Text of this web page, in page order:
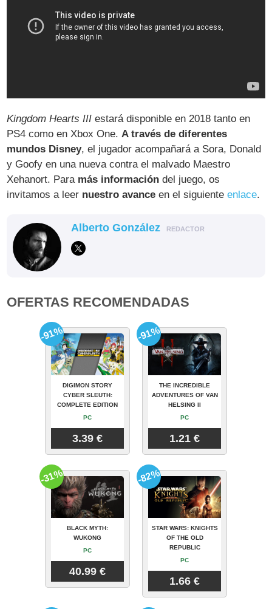
Kingdom Hearts III estará disponible en 2018 tanto en
PS4 como en Xbox One. A través de diferentes
mundos Disney, el jugador acompañará a Sora, Donald
y Goofy en una nueva contra el malvado Maestro
Xehanort. Para más información del juego, os
invitamos a leer nuestro avance en el siguienteenlace.
Alberto González REDACTOR
OFERTAS RECOMENDADAS
DIGIMON STORY
CYBER SLEUTH:
COMPLETE EDITION
PC
3.39 €
-91%
THE INCREDIBLE
ADVENTURES OF VAN
HELSING II
PC
1.21 €
-91%
BLACK MYTH:
WUKONG
PC
40.99 €
-31%
STAR WARS: KNIGHTS
OF THE OLD
REPUBLIC
PC
1.66 €
-82%